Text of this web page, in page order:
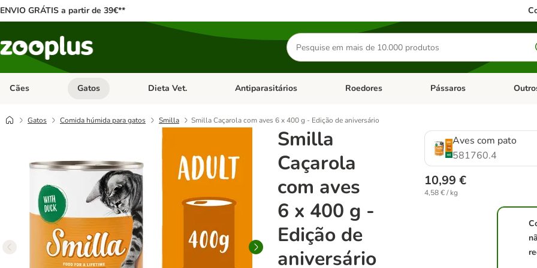
ENVIO GRÁTIS a partir de 39€**
Pesquisar
produtos
Cães Abrir menu de categoria: Cães
Gatos Abrir menu de categoria: Gatos
Dieta Vet. Abrir menu de categoria: Dieta Vet.
Antiparasitários Abrir menu de categoria: Antiparasitários
Roedores Abrir menu de categoria:
Pássaros Abrir
Gatos Comida húmida para gatos Smilla Smilla Caçarola com aves 6 x 400 g - Edição de aniversário
Smilla
Caçarola
com aves
6 x 400 g -
Edição de
aniversário
Aves com pato
581760.4
10,99 €
4,58 € / kg